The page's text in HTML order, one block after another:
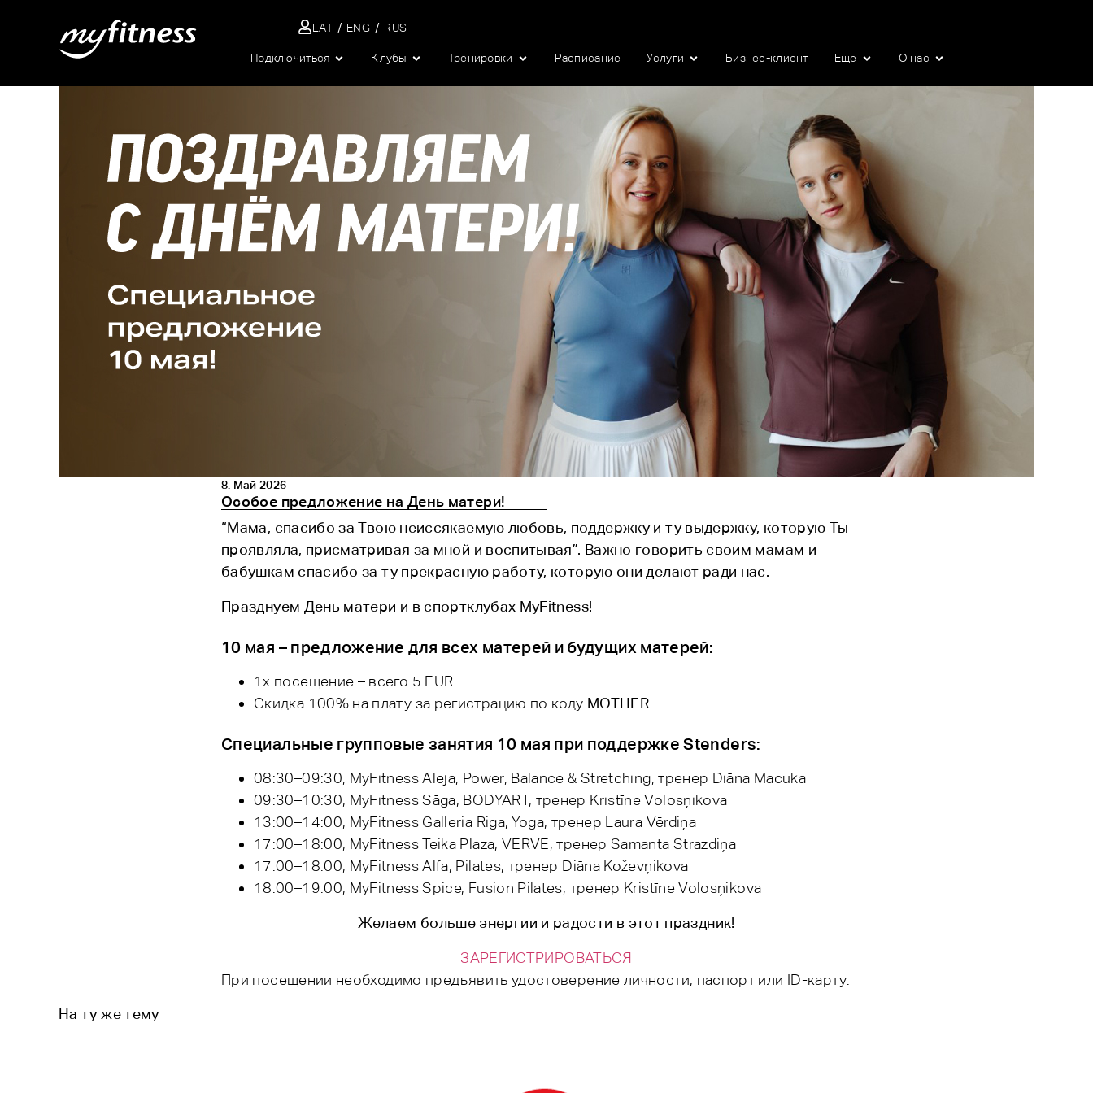
LAT ENG RUS
Подключиться Клубы Тренировки Pасписание Услуги Бизнес-клиент Ещё О нас
Особое предложение на День матери!
8. Май 2026
“Мама, спасибо за Твою неиссякаемую любовь, поддержку и ту выдержку, которую Ты
проявляла, присматривая за мной и воспитывая”. Важно говорить своим мамам и
бабушкам спасибо за ту прекрасную работу, которую они делают ради нас.
Празднуем День матери и в спортклубах MyFitness!
10 мая – предложение для всех матерей и будущих матерей:
1x посещение – всего 5 EUR
Скидка 100% на плату за регистрацию по коду MOTHER
Специальные групповые занятия 10 мая при поддержке Stenders:
08:30–09:30, MyFitness Aleja, Power, Balance & Stretching, тренер Diāna Macuka
09:30–10:30, MyFitness Sāga, BODYART, тренер Kristīne Volosņikova
13:00–14:00, MyFitness Galleria Riga, Yoga, тренер Laura Vērdiņa
17:00–18:00, MyFitness Teika Plaza, VERVE, тренер Samanta Strazdiņa
17:00–18:00, MyFitness Alfa, Pilates, тренер Diāna Koževņikova
18:00–19:00, MyFitness Spice, Fusion Pilates, тренер Kristīne Volosņikova
Желаем больше энергии и радости в этот праздник!
ЗАРЕГИСТРИРОВАТЬСЯ
При посещении необходимо предъявить удостоверение личности, паспорт или ID-карту.
На ту же тему